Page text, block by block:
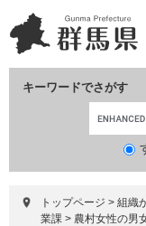
ー
ジ
ニ
ュ
て
キーワードでさがす
トップページ > 組織
業課 > 農村女性の男